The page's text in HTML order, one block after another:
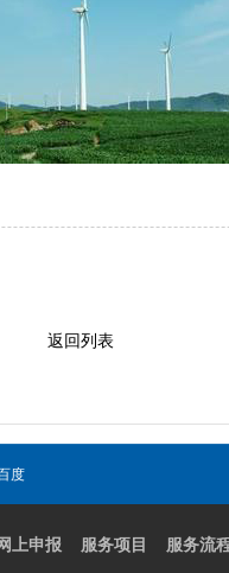
返回列表
度
上申报 服务项目 服务流